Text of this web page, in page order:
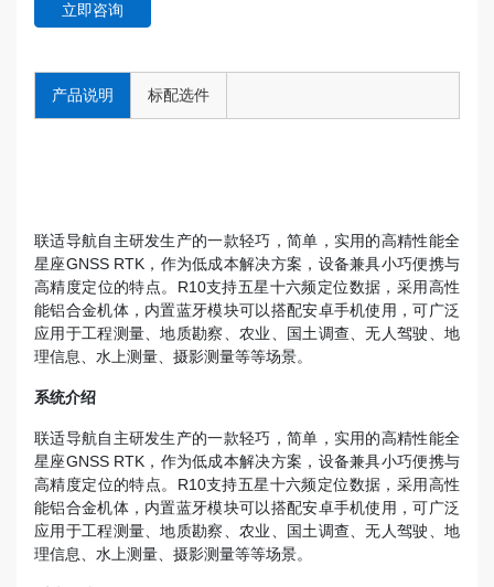
立即咨询
产品说明 标配选件
联适导航自主研发生产的一款轻巧，简单，实用的高精性能全
星座GNSS RTK，作为低成本解决方案，设备兼具小巧便携与
高精度定位的特点。R10支持五星十六频定位数据，采用高性
能铝合金机体，内置蓝牙模块可以搭配安卓手机使用，可广泛
应用于工程测量、地质勘察、农业、国土调查、无人驾驶、地
理信息、水上测量、摄影测量等等场景。
系统介绍
联适导航自主研发生产的一款轻巧，简单，实用的高精性能全
星座GNSS RTK，作为低成本解决方案，设备兼具小巧便携与
高精度定位的特点。R10支持五星十六频定位数据，采用高性
能铝合金机体，内置蓝牙模块可以搭配安卓手机使用，可广泛
应用于工程测量、地质勘察、农业、国土调查、无人驾驶、地
理信息、水上测量、摄影测量等等场景。